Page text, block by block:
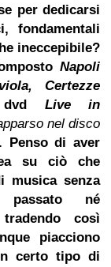
per dedicarsi
fondamentali
ineccepibile?
Napoli
Certezze
Live in
nel disco
. Penso di aver
su ciò che
senza
passato né
così
piacciono
certo tipo di